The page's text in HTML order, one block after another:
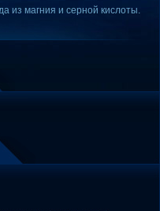
из магния и серной кислоты.